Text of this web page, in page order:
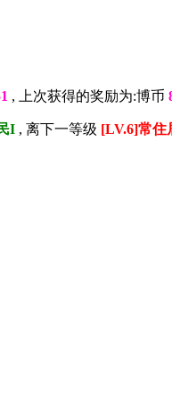
, 上次获得的奖励为:博币
I , 离下一等级 [LV.6]常住